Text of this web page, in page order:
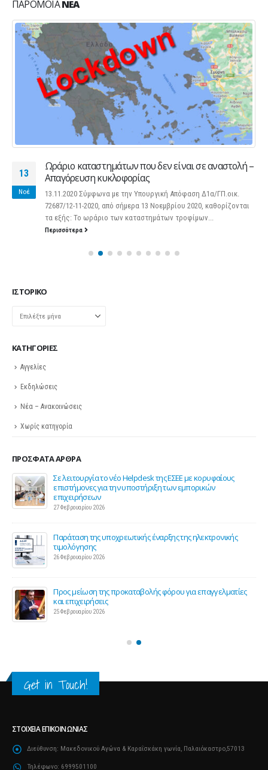
ΠΑΡΌΜΟΙΑΝΈΑ
13
Νοέ
Ωράριο καταστημάτων που δεν είναι σε αναστολή –
Απαγόρευση κυκλοφορίας
13.11.2020 Σύμφωνα με την Υπουργική Απόφαση Δ1α/ΓΠ.οικ.
72687/12-11-2020, από σήμερα 13 Νοεμβρίου 2020, καθορίζονται
τα εξής: Το ωράριο των καταστημάτων τροφίμων...
Περισσότερα
ΙΣΤΟΡΙΚΌ
KΑΤΗΓΟΡΊΕΣ
Αγγελίες
Εκδηλώσεις
Νέα – Ανακοινώσεις
Χωρίς κατηγορία
ΠΡΌΣΦΑΤΑ ΆΡΘΡΑ
Σε λειτουργία το νέο Helpdesk της ΕΣΕΕ με κορυφαίους
επιστήμονες για την υποστήριξη των εμπορικών
επιχειρήσεων
27 Φεβρουαρίου 2026
Παράταση της υποχρεωτικής έναρξης της ηλεκτρονικής
τιμολόγησης
26 Φεβρουαρίου 2026
Προς μείωση της προκαταβολής φόρου για επαγγελματίες
και επιχειρήσεις
25 Φεβρουαρίου 2026
Get in Touch!
ΣΤΟΙΧΕΊΑ ΕΠΙΚΟΙΝΩΝΊΑΣ
Διεύθυνση: Μακεδονικού Αγώνα & Καραΐσκάκη γωνία, Παλαιόκαστρο,57013
Τηλέφωνο: 6999501100